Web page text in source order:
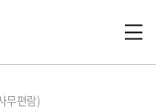
무편람)